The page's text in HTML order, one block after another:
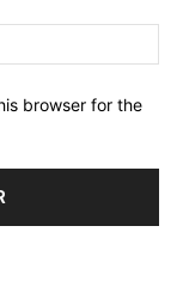
browser for the